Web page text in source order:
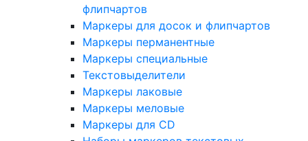
флипчартов
Маркеры для досок и флипчартов
Маркеры перманентные
Маркеры специальные
Текстовыделители
Маркеры лаковые
Маркеры меловые
Маркеры для CD